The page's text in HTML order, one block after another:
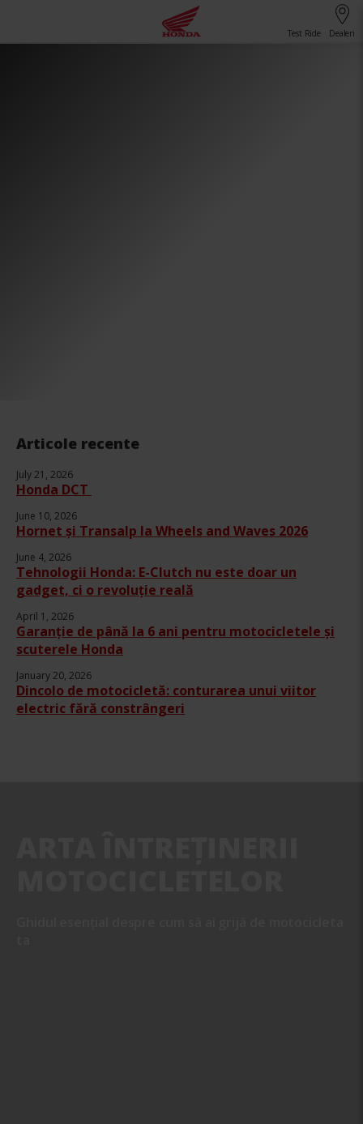
Test Ride Dealeri
Articole recente
July 21, 2026
Honda DCT
June 10, 2026
Hornet și Transalp la Wheels and Waves 2026
June 4, 2026
Tehnologii Honda: E-Clutch nu este doar un
gadget, ci o revoluție reală
April 1, 2026
Garanție de până la 6 ani pentru motocicletele și
scuterele Honda
January 20, 2026
Dincolo de motocicletă: conturarea unui viitor
electric fără constrângeri